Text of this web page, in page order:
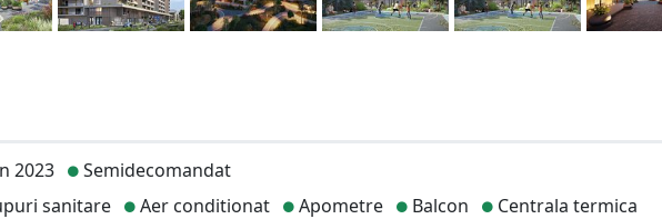
2023
Semidecomandat
sanitare Aer conditionat Apometre Balcon
Centrala termica